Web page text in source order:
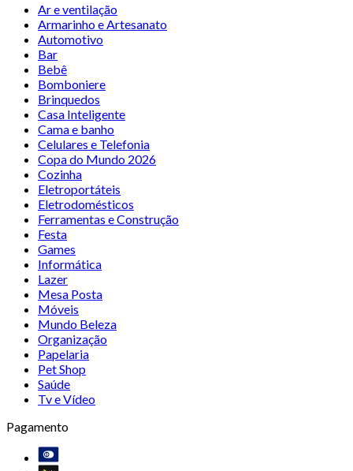
Ar e ventilação
Armarinho e Artesanato
Automotivo
Bar
Bebê
Bomboniere
Brinquedos
Casa Inteligente
Cama e banho
Celulares e Telefonia
Copa do Mundo 2026
Cozinha
Eletroportáteis
Eletrodomésticos
Ferramentas e Construção
Festa
Games
Informática
Lazer
Mesa Posta
Móveis
Mundo Beleza
Organização
Papelaria
Pet Shop
Saúde
Tv e Vídeo
Pagamento